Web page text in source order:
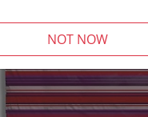
NOT NOW